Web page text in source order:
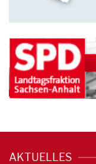
AKTUELLES